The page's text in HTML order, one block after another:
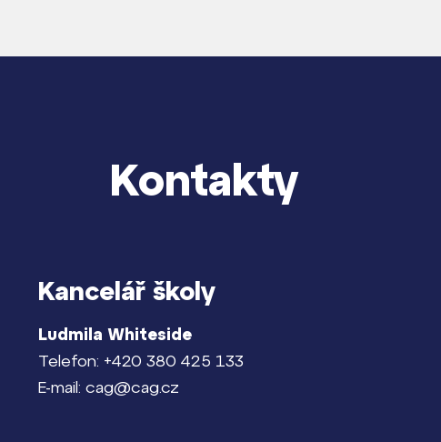
Kontakty
Kancelář školy
Ludmila Whiteside
Telefon: +420 380 425 133
E-mail: cag@cag.cz